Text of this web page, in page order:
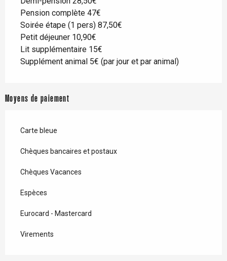
Pension complète 47€
Soirée étape (1 pers) 87,50€
Petit déjeuner 10,90€
Lit supplémentaire 15€
Supplément animal 5€ (par jour et par animal)
Moyens de paiement
Carte bleue
Chèques bancaires et postaux
Chèques Vacances
Espèces
Eurocard - Mastercard
Virements